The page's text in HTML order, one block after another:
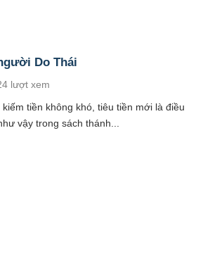
Do Thái
lượt xem
tiền không khó, tiêu tiền mới là điều
vậy trong sách thánh...